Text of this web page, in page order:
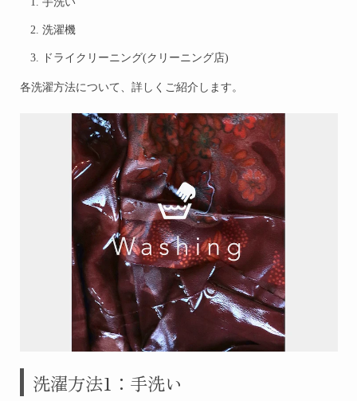
洗濯機
ドライクリーニング(クリーニング店)
各洗濯方法について、詳しくご紹介します。
洗濯方法1：手洗い